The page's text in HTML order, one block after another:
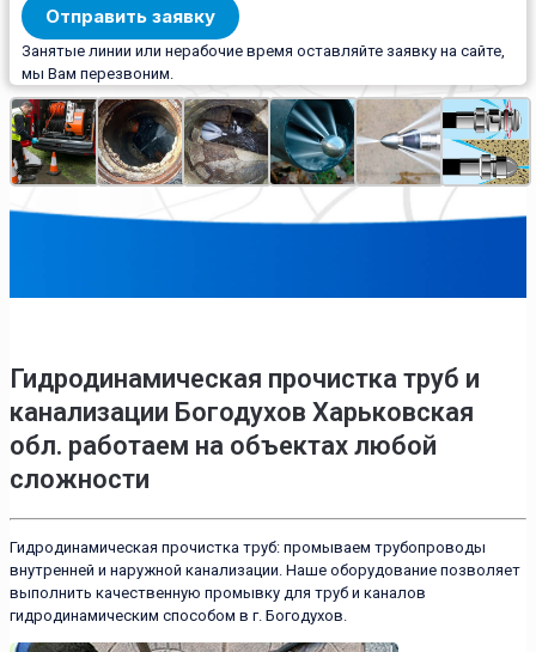
Занятые линии или нерабочие время оставляйте заявку на сайте,
мы Вам перезвоним.
Гидродинамическая прочистка труб и
канализации Богодухов Харьковская
обл. работаем на объектах любой
сложности
Гидродинамическая прочистка труб: промываем трубопроводы
внутренней и наружной канализации. Наше оборудование позволяет
выполнить качественную промывку для труб и каналов
гидродинамическим способом в г. Богодухов.